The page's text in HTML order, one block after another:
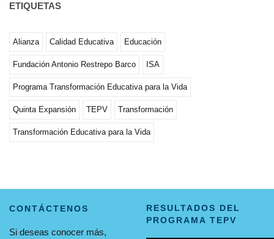
ETIQUETAS
Alianza Calidad Educativa Educación
Fundación Antonio Restrepo Barco ISA
Programa Transformación Educativa para la Vida
Quinta Expansión TEPV Transformación
Transformación Educativa para la Vida
CONTÁCTENOS
Si deseas conocer más,
RESULTADOS DEL
PROGRAMA TEPV